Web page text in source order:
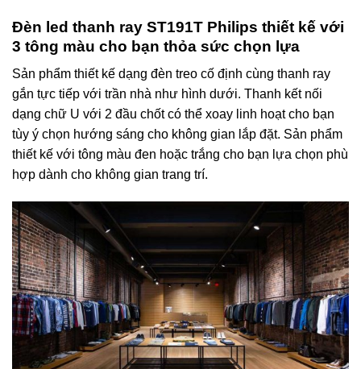
Đèn led thanh ray ST191T Philips thiết kế với
3 tông màu cho bạn thỏa sức chọn lựa
Sản phẩm thiết kế dạng đèn treo cố định cùng thanh ray
gắn tực tiếp với trần nhà như hình dưới. Thanh kết nối
dạng chữ U với 2 đầu chốt có thể xoay linh hoạt cho bạn
tùy ý chọn hướng sáng cho không gian lắp đặt. Sản phẩm
thiết kế với tông màu đen hoặc trắng cho bạn lựa chọn phù
hợp dành cho không gian trang trí.